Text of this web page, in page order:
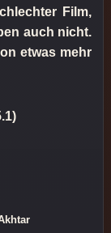
Film,
auch nicht.
etwas mehr